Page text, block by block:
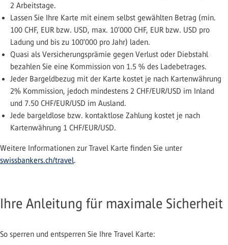
2 Arbeitstage.
Lassen Sie Ihre Karte mit einem selbst gewählten Betrag (min.
100 CHF, EUR bzw. USD, max. 10’000 CHF, EUR bzw. USD pro
Ladung und bis zu 100'000 pro Jahr) laden.
Quasi als Versicherungsprämie gegen Verlust oder Diebstahl
bezahlen Sie eine Kommission von 1.5 % des Ladebetrages.
Jeder Bargeldbezug mit der Karte kostet je nach Kartenwährung
2% Kommission, jedoch mindestens 2 CHF/EUR/USD im Inland
und 7.50 CHF/EUR/USD im Ausland.
Jede bargeldlose bzw. kontaktlose Zahlung kostet je nach
Kartenwährung 1 CHF/EUR/USD.
Weitere Informationen zur Travel Karte finden Sie unter
swissbankers.ch/travel.
Ihre Anleitung für maximale Sicherheit
So sperren und entsperren Sie Ihre Travel Karte: